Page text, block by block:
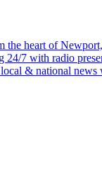
the heart of
7 with radio
& national